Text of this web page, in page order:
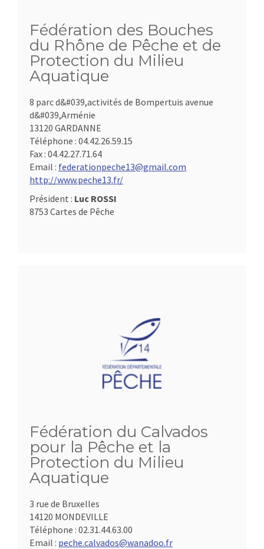
Fédération des Bouches
du Rhône de Pêche et de
Protection du Milieu
Aquatique
8 parc d&#039,activités de Bompertuis avenue
d&#039,Arménie
13120 GARDANNE
Téléphone : 04.42.26.59.15
Fax : 04.42.27.71.64
Email : federationpeche13@gmail.com
http://www.peche13.fr/
Président : Luc ROSSI
8753 Cartes de Pêche
Fédération du Calvados
pour la Pêche et la
Protection du Milieu
Aquatique
3 rue de Bruxelles
14120 MONDEVILLE
Téléphone : 02.31.44.63.00
Email : peche.calvados@wanadoo.fr